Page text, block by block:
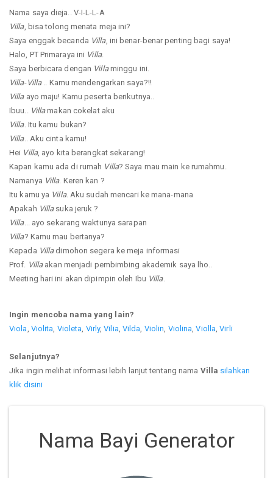
Nama saya dieja.. V-I-L-L-A
Villa, bisa tolong menata meja ini?
Saya enggak becanda Villa, ini benar-benar penting bagi saya!
Halo, PT Primaraya ini Villa.
Saya berbicara dengan Villaminggu ini.
Villa-Villa.. Kamu mendengarkan saya?!!
Villaayo maju! Kamu peserta berikutnya..
Ibuu..
Villamakan cokelat aku
Villa. Itu kamu bukan?
Villa.. Aku cinta kamu!
Hei Villa, ayo kita berangkat sekarang!
Kapan kamu ada di rumah Villa? Saya mau main ke rumahmu.
Namanya Villa. Keren kan ?
Itu kamu ya Villa. Aku sudah mencari ke mana-mana
Apakah Villasuka jeruk ?
Villa... ayo sekarang waktunya sarapan
Villa? Kamu mau bertanya?
Kepada Villadimohon segera ke meja informasi
Prof. Villaakan menjadi pembimbing akademik saya lho..
Meeting hari ini akan dipimpin oleh Ibu Villa.
Ingin mencoba nama yang lain?
Viola Violita Violeta Virly,Vilia Vilda Violin Violina ,Violla ,Virli
Selanjutnya?
Jika ingin melihat informasi lebih lanjut tentang nama Villa silahkan
klik disini
Nama Bayi Generator